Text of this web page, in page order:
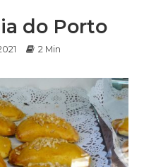
do Porto
2 Min